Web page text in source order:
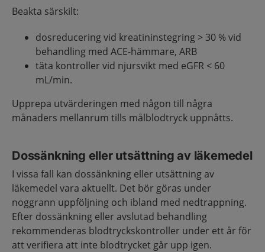
Beakta särskilt:
dosreducering vid kreatininstegring > 30 % vid
behandling med ACE-hämmare, ARB
täta kontroller vid njursvikt med eGFR < 60
mL/min.
Upprepa utvärderingen med någon till några
månaders mellanrum tills målblodtryck uppnåtts.
Dossänkning eller utsättning av läkemedel
I vissa fall kan dossänkning eller utsättning av
läkemedel vara aktuellt. Det bör göras under
noggrann uppföljning och ibland med nedtrappning.
Efter dossänkning eller avslutad behandling
rekommenderas blodtryckskontroller under ett år för
att verifiera att inte blodtrycket går upp igen.